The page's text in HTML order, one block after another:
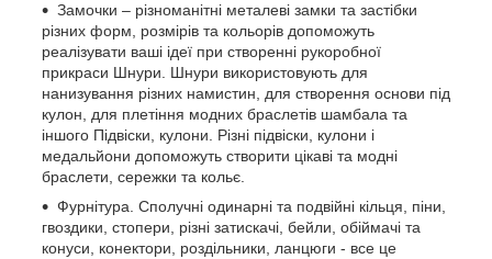
Замочки – різноманітні металеві замки та застібки
різних форм, розмірів та кольорів допоможуть
реалізувати ваші ідеї при створенні рукоробної
прикраси Шнури. Шнури використовують для
нанизування різних намистин, для створення основи під
кулон, для плетіння модних браслетів шамбала та
іншого Підвіски, кулони. Різні підвіски, кулони і
медальйони допоможуть створити цікаві та модні
браслети, сережки та кольє.
Фурнітура. Сполучні одинарні та подвійні кільця, піни,
гвоздики, стопери, різні затискачі, бейли, обіймачі та
конуси, конектори, роздільники, ланцюги - все це